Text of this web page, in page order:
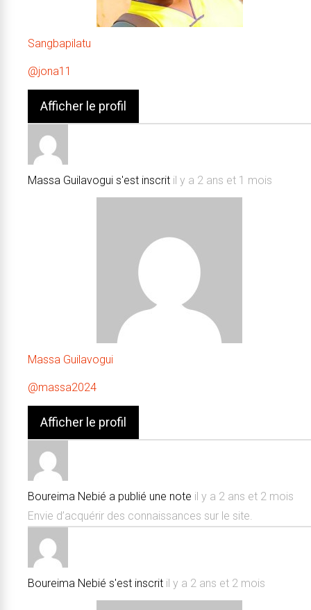
Sangbapilatu
@jona11
Afficher le profil
Massa Guilavogui s'est inscrit il y a 2 ans et 1 mois
Massa Guilavogui
@massa2024
Afficher le profil
Boureima Nebié a publié une note il y a 2 ans et 2 mois
Envie d’acquérir des connaissances sur le site.
Boureima Nebié s'est inscrit il y a 2 ans et 2 mois